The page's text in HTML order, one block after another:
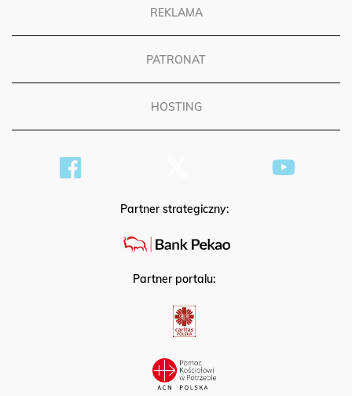
REKLAMA
PATRONAT
HOSTING
Partner strategiczny:
Partner portalu: